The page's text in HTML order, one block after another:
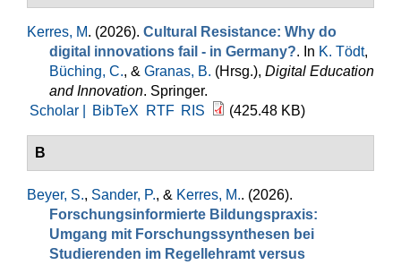
Kerres, M. (2026). Cultural Resistance: Why do
digital innovations fail - in Germany?. In K. Tödt,
Büching, C., & Granas, B. (Hrsg.), Digital Education
and Innovation. Springer.
Scholar |
BibTeX RTF RIS (425.48 KB)
B
Beyer, S., Sander, P., & Kerres, M.. (2026).
Forschungsinformierte Bildungspraxis:
Umgang mit Forschungssynthesen bei
Studierenden im Regellehramt versus